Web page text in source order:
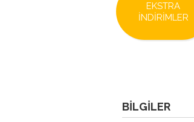
EKSTRA
İNDIRIMLER
BILGILER